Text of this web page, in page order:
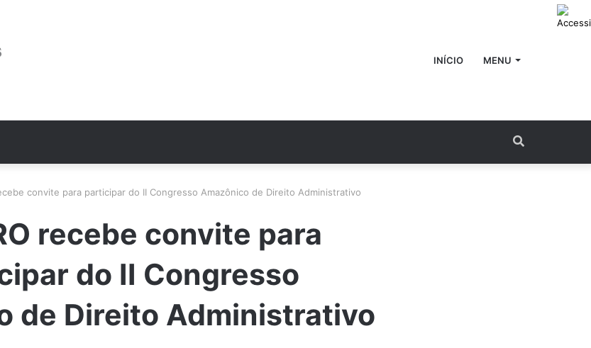
INÍCIO MENU
convite para participar do II Congresso Amazônico de Direito Administrativo
recebe convite para
do II Congresso
de Direito Administrativo